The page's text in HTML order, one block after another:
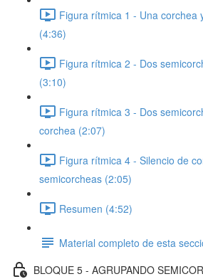
Figura rítmica 1 - Una corchea
(4:36)
Figura rítmica 2 - Dos
(3:10)
Figura rítmica 3 - Dos
corchea (2:07)
Figura rítmica 4 - Silencio de
semicorcheas (2:05)
Resumen (4:52)
Material completo de esta
BLOQUE 5 - AGRUPANDO